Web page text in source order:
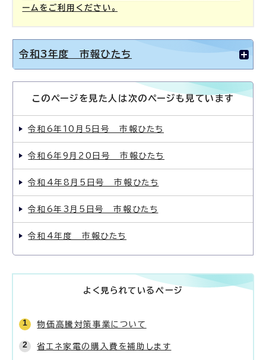
ームをご利用ください。
令和3年度 市報ひたち
このページを見た人は次のページも見ています
令和6年10月5日号 市報ひたち
令和6年9月20日号 市報ひたち
令和4年8月5日号 市報ひたち
令和6年3月5日号 市報ひたち
令和4年度 市報ひたち
よく見られているページ
物価高騰対策事業について
省エネ家電の購入費を補助します